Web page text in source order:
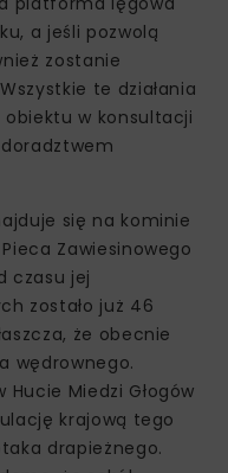
a jeśli pozwolą
zostanie
te działania
obiektu w konsultacji
się na kominie
Pieca Zawiesinowego
czasu jej
zostało już 46
że obecnie
wędrownego.
Miedzi Głogów
krajową tego
drapieżnego.